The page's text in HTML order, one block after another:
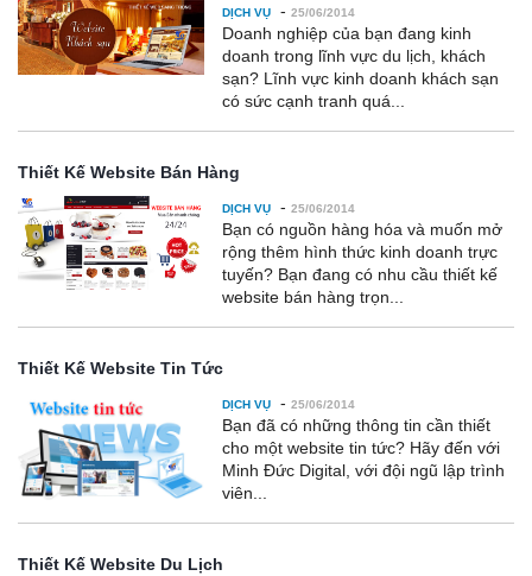
DỊCH VỤ - 25/06/2014
Doanh nghiệp của bạn đang kinh
doanh trong lĩnh vực du lịch, khách
sạn? Lĩnh vực kinh doanh khách sạn
có sức cạnh tranh quá...
Thiết Kế Website Bán Hàng
DỊCH VỤ - 25/06/2014
Bạn có nguồn hàng hóa và muốn mở
rộng thêm hình thức kinh doanh trực
tuyến? Bạn đang có nhu cầu thiết kế
website bán hàng trọn...
Thiết Kế Website Tin Tức
DỊCH VỤ - 25/06/2014
Bạn đã có những thông tin cần thiết
cho một website tin tức? Hãy đến với
Minh Đức Digital, với đội ngũ lập trình
viên...
Thiết Kế Website Du Lịch